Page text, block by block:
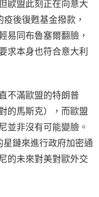
歐盟此刻正在向意大
後復甦基金撥款，
易同布魯塞爾翻臉，
求本身也符合意大利
不滿歐盟的特朗普
的馬斯克），而歐盟
並非沒有可能變臉。
鏈來進行政府加密通
的未來對美對歐外交